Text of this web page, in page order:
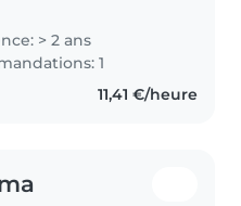
ont grandi. J'ai le
adresser ma
pour un poste..
> 2 ans
1
11,41 €/heure